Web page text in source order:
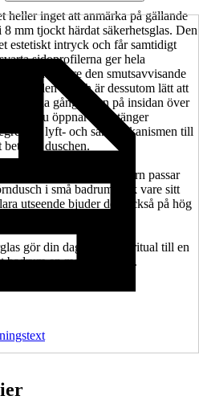
heller inget att anmärka på gällande
mm tjockt härdat säkerhetsglas. Den
estetiskt intryck och får samtidigt
sidoprofilerna ger hela
Tack vare den smutsavvisande
välhållen ut och är dessutom lätt att
infällda gångjärnen på insidan över
När du öppnar och stänger
lyft- och sänkmekanismen till
duschen.
SETTE från Jungborn passar
i små badrum tack vare sitt
utseende bjuder den också på hög
komfort.
gör din dagliga duschritual till en
badrum en modern touch.